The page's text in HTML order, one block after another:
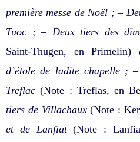
première messe de Noël ; –
Tuoc ; – Deux tiers des
Saint-Thugen, en Primelin)
d’étole de ladite chapelle ;
Treflac(Note : Treflas, en
tiers de Villachaux(Note :
et de Lanfiat(Note :